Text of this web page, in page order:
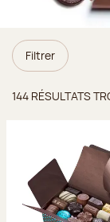
Filtrer
144 RÉSULTATS